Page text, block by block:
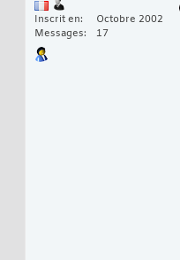
Inscrit en
Octobre 2002
Messages
17